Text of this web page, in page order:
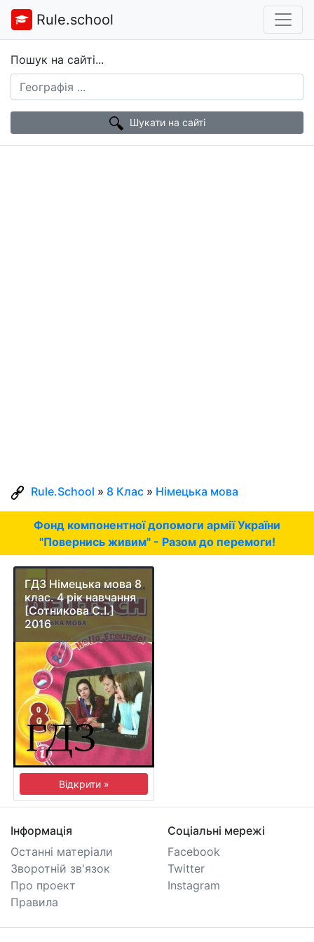
Rule.school
Пошук на сайті...
Шукати на сайті
Rule.School » 8 Клас » Німецька мова
Фонд компонентної допомоги армії України
"Повернись живим" - Разом до перемоги!
ГДЗ Німецька мова 8
клас. 4 рік навчання
[Сотникова С.І.]
2016
Відкрити »
Інформація
Останні матеріали
Зворотній зв'язок
Про проект
Правила
Соціальні мережі
Facebook
Twitter
Instagram